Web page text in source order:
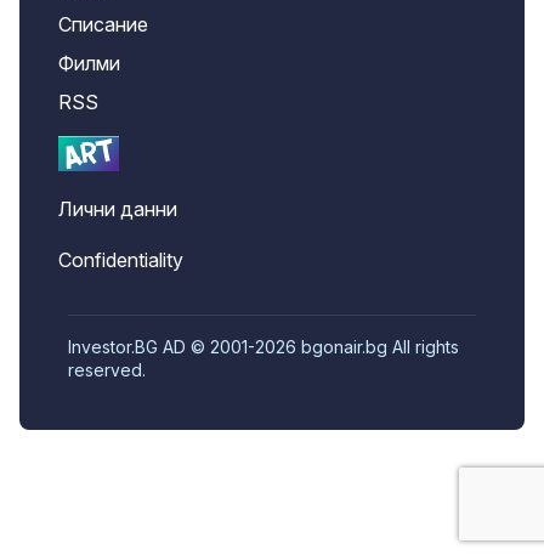
Списание
Филми
RSS
Лични данни
Confidentiality
Investor.BG AD © 2001-2026 bgonair.bg All rights
reserved.